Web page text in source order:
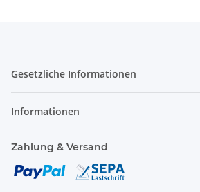
Gesetzliche Informationen
Informationen
Zahlung & Versand